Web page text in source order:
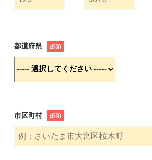
都道府県 必須
市区町村 必須